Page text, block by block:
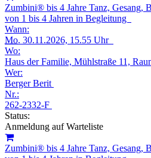
Zumbini® bis 4 Jahre Tanz, Gesang,
von 1 bis 4 Jahren in Begleitung
Wann:
Mo. 30.11.2026, 15.55 Uhr
Wo:
Haus der Familie, Mühlstraße 11,
Wer:
Berger Berit
Nr.:
262-2332-F
Status:
Anmeldung auf Warteliste
Zumbini® bis 4 Jahre Tanz, Gesang,